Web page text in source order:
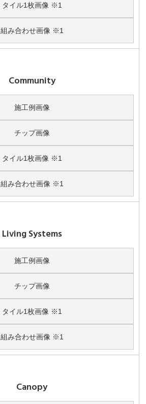
タイル1枚画像 ※1
組み合わせ画像 ※1
Community
施工例画像
チップ画像
タイル1枚画像 ※1
組み合わせ画像 ※1
Living Systems
施工例画像
チップ画像
タイル1枚画像 ※1
組み合わせ画像 ※1
Canopy